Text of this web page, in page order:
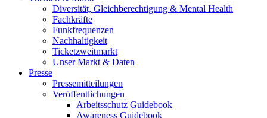
Diversität, Gleichberechtigung & Mental Health
Fachkräfte
Funkfrequenzen
Nachhaltigkeit
Ticketzweitmarkt
Unser Markt & Daten
Presse
Pressemitteilungen
Veröffentlichungen
Arbeitsschutz Guidebook
Awareness Guidebook